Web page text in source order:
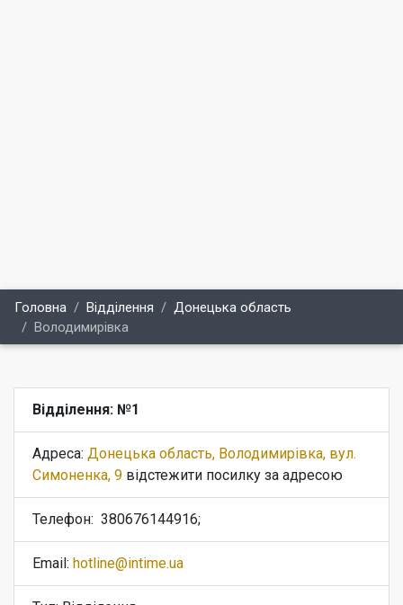
Головна Відділення
Донецька область
Володимирівка
Відділення: №1
Адреса: Донецька область, Володимирівка, вул.
Симоненка, 9 відстежити посилку за адресою
Телефон: 380676144916;
Email: hotline@intime.ua